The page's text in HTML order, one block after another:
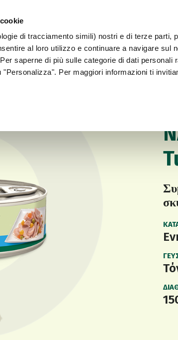
di tracciamento simili) nostri e di terze parti,
al loro utilizzo e continuare a navigare sul
saperne di più sulle categorie di dati personali
Per maggiori informazioni ti
WORLD OF LOVE ΓΙΑ ΤΟΝ